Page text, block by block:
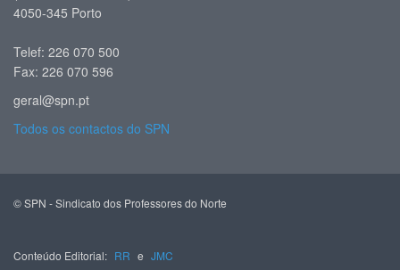
4050-345 Porto
Telef: 226 070 500
Fax: 226 070 596
geral@spn.pt
Todos os contactos do SPN
© SPN - Sindicato dos Professores do Norte
Conteúdo Editorial: RR e JMC